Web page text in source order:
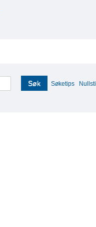
Søk Søketips Nullstill